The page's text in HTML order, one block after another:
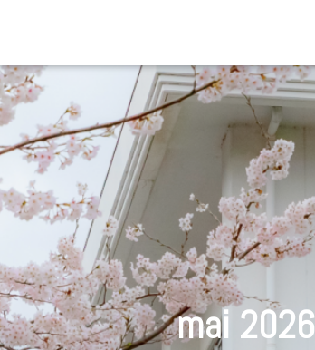
mai 2026